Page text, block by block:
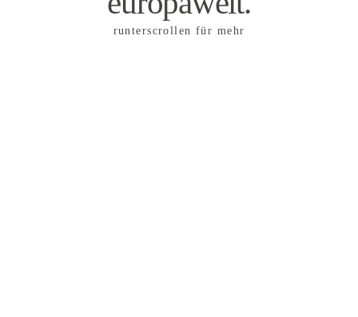
runterscrollen für mehr